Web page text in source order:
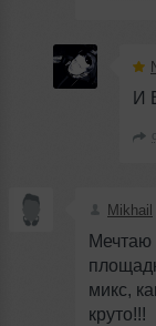
И
Mikhail
Мечтаю
микс,
круто!!!